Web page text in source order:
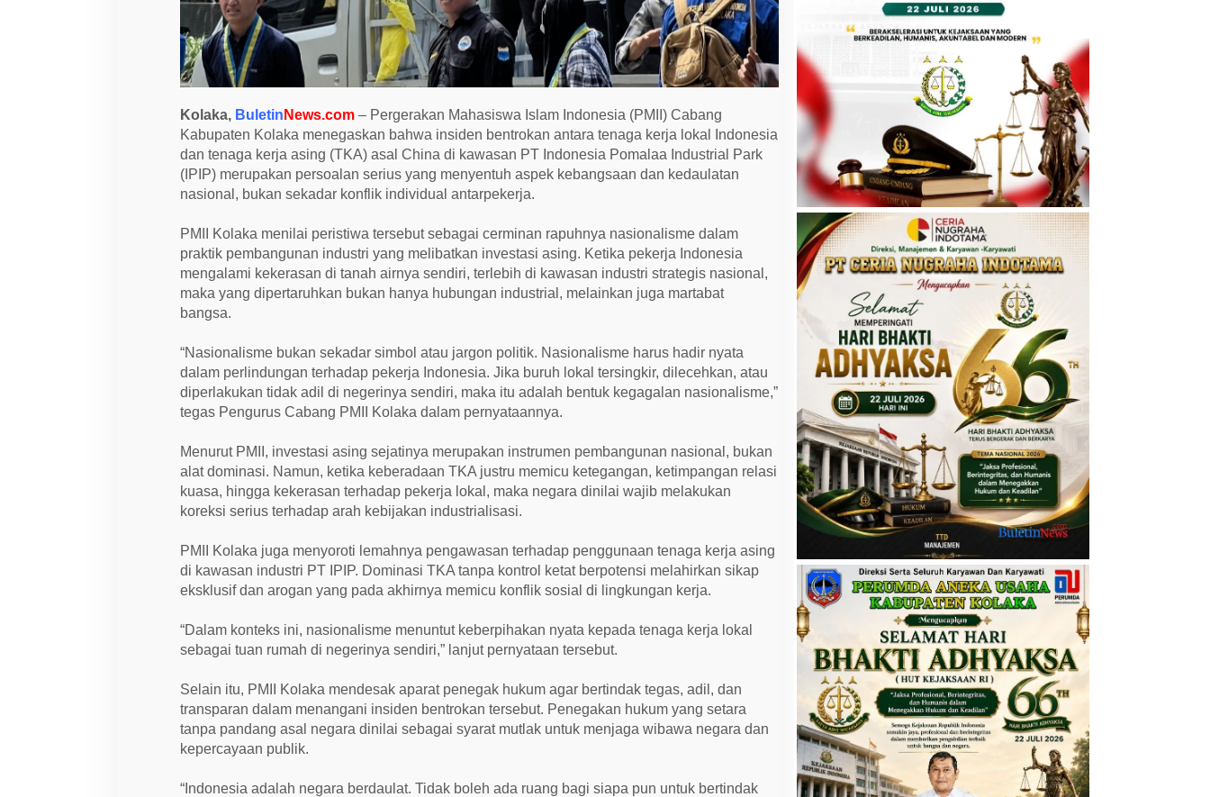
l
i
k
B
i
a
,
a
s
o
a
l
i
s
m
e
B
l
e
K
l
a
h
i
N
e
r
i
S
d
i
Kolaka, Buletin News.com – Pergerakan Mahasiswa Islam Indonesia (PMII) Cabang
Kabupaten Kolaka menegaskan bahwa insiden bentrokan antara tenaga kerja lokal Indonesia
dan tenaga kerja asing (TKA) asal China di kawasan PT Indonesia Pomalaa Industrial Park
(IPIP) merupakan persoalan serius yang menyentuh aspek kebangsaan dan kedaulatan
nasional, bukan sekadar konflik individual antarpekerja.
PMII Kolaka menilai peristiwa tersebut sebagai cerminan rapuhnya nasionalisme dalam
praktik pembangunan industri yang melibatkan investasi asing. Ketika pekerja Indonesia
mengalami kekerasan di tanah airnya sendiri, terlebih di kawasan industri strategis nasional,
maka yang dipertaruhkan bukan hanya hubungan industrial, melainkan juga martabat
bangsa.
“Nasionalisme bukan sekadar simbol atau jargon politik. Nasionalisme harus hadir nyata
dalam perlindungan terhadap pekerja Indonesia. Jika buruh lokal tersingkir, dilecehkan, atau
diperlakukan tidak adil di negerinya sendiri, maka itu adalah bentuk kegagalan nasionalisme,”
tegas Pengurus Cabang PMII Kolaka dalam pernyataannya.
Menurut PMII, investasi asing sejatinya merupakan instrumen pembangunan nasional, bukan
alat dominasi. Namun, ketika keberadaan TKA justru memicu ketegangan, ketimpangan relasi
kuasa, hingga kekerasan terhadap pekerja lokal, maka negara dinilai wajib melakukan
koreksi serius terhadap arah kebijakan industrialisasi.
PMII Kolaka juga menyoroti lemahnya pengawasan terhadap penggunaan tenaga kerja asing
di kawasan industri PT IPIP. Dominasi TKA tanpa kontrol ketat berpotensi melahirkan sikap
eksklusif dan arogan yang pada akhirnya memicu konflik sosial di lingkungan kerja.
“Dalam konteks ini, nasionalisme menuntut keberpihakan nyata kepada tenaga kerja lokal
sebagai tuan rumah di negerinya sendiri,” lanjut pernyataan tersebut.
Selain itu, PMII Kolaka mendesak aparat penegak hukum agar bertindak tegas, adil, dan
transparan dalam menangani insiden bentrokan tersebut. Penegakan hukum yang setara
tanpa pandang asal negara dinilai sebagai syarat mutlak untuk menjaga wibawa negara dan
kepercayaan publik.
“Indonesia adalah negara berdaulat. Tidak boleh ada ruang bagi siapa pun untuk bertindak